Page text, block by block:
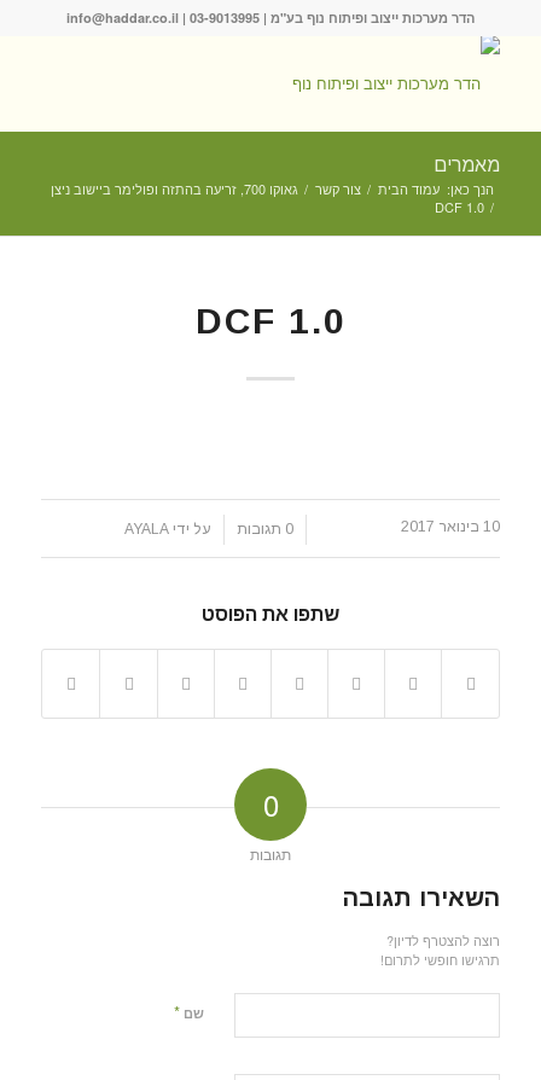
הדר מערכות ייצוב ופיתוח נוף בע"מ | 03-9013995
|
info@haddar.co.il
מאמרים
הנך כאן: עמוד הבית / צור קשר / גאוקו 700, זריעה בהתזה ופולימר ביישוב ניצן
/
DCF 1.0
DCF 1.0
10 בינואר 2017 0 תגובות על ידיAYALA
שתפו את הפוסט
0
תגובות
השאירו תגובה
רוצה להצטרף לדיון?
תרגישו חופשי לתרום!
שם *